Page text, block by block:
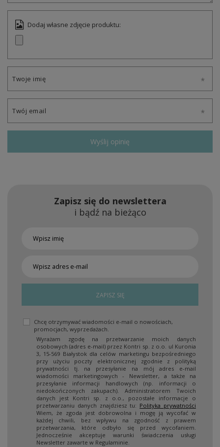
Dodaj własne zdjęcie produktu:
Twoje imię
Twój email
Wyślij opinię
Zapisz się do newslettera
i bądź na bieżąco
ZAPISZ SIĘ
Chcę otrzymywać wiadomości e-mail o nowościach,
promocjach, wyprzedażach.
Wyrażam zgodę na przetwarzanie moich danych
osobowych (adres e-mail) przez Kontri sp. z o.o. ul Kuronia
3, 15-569 Białystok dla celów marketingu bezpośredniego
przy użyciu poczty elektronicznej zgodnie z polityką
prywatności tj. na przesyłanie na mój adres e-mail
wiadomości marketingowych - Newsletter, a także na
przesyłanie informacji handlowych (np. informacji o
niedokończonych zakupach). Administratorem Twoich
danych jest Kontri sp. z o.o., pozostałe informacje o
przetwarzaniu danych znajdziesz tu: Polityka prywatności
Wiem, że zgoda jest dobrowolna i mogę ją wycofać w
każdej chwili, bez wpływu na zgodność z prawem
przetwarzania, które odbyło się przed wycofaniem.
Jednocześnie akceptuje warunki świadczenia usługi
Newsletter zawarte w Regulaminie.